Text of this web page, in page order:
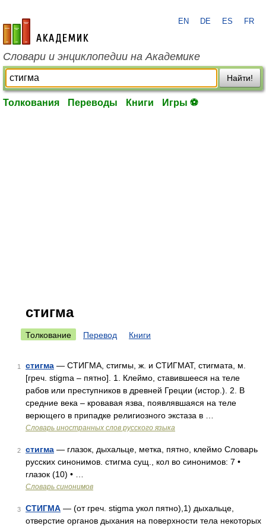
academic.ru
EN DE ES FR
Словари и энциклопедии на Академике
Найти!
Толкования Переводы Книги Игры ⚽
стигма
Толкование Перевод Книги
1 стигма — СТИГМА, стигмы, ж. и СТИГМАТ, стигмата, м.
[греч. stigma – пятно]. 1. Клеймо, ставившееся на теле
рабов или преступников в древней Греции (истор.). 2. В
средние века – кровавая язва, появлявшаяся на теле
верющего в припадке религиозного экстаза в …
Словарь иностранных слов русского языка
2 стигма — глазок, дыхальце, метка, пятно, клеймо Словарь
русских синонимов. стигма сущ., кол во синонимов: 7 •
глазок (10) • …
Словарь синонимов
3 СТИГМА — (от греч. stigma укол пятно),1) дыхальце,
отверстие органов дыхания на поверхности тела некоторых